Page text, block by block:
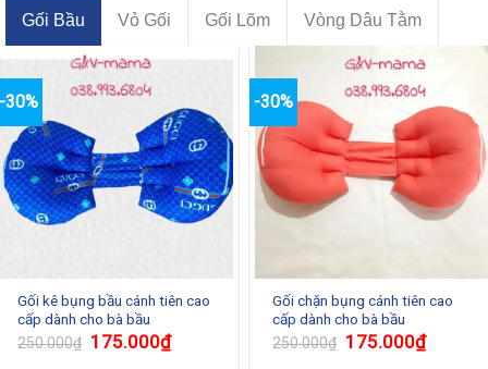
Gối Bầu Vỏ Gối Gối Lõm Vòng Dâu Tằm
-30%
Gối kê bụng bầu cánh tiên cao
cấp dành cho bà bầu
250.000₫ 175.000₫
-30%
Gối chặn bụng cánh tiên cao
cấp dành cho bà bầu
250.000₫ 175.000₫